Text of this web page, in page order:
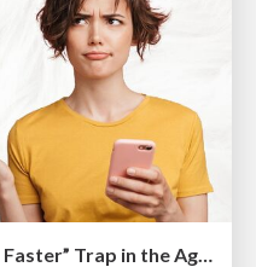
Avoiding the “Bad Training, Faster” Trap in the Age of AI